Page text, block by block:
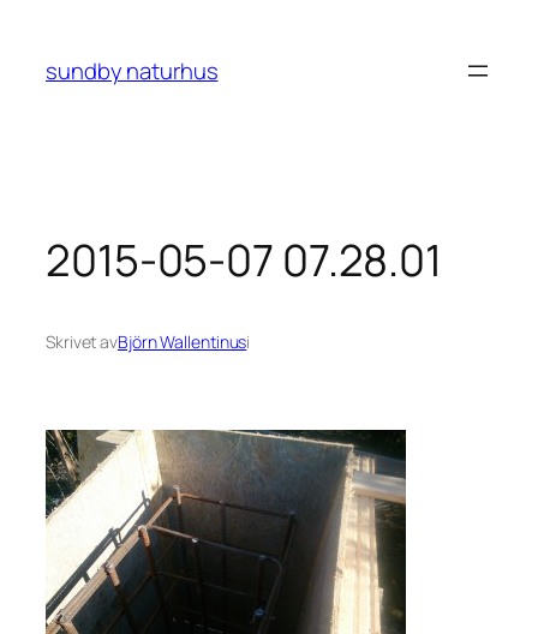
innehåll
sundby naturhus
2015-05-07 07.28.01
Skrivet avBjörn Wallentinusi